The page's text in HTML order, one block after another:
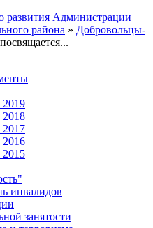
развития Администрации
района » Добровольцы-
инвалидов
занятости